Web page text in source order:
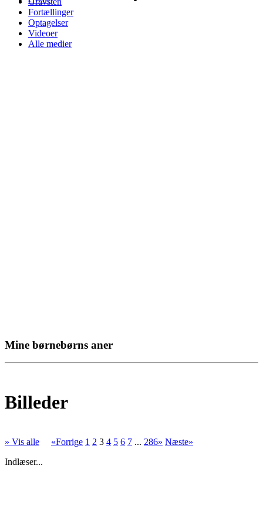
Fortællinger
Optagelser
Videoer
Alle medier
Mine børnebørns aner
Billeder
» Vis alle «Forrige 1 2 3 4 5 6 7 ... 286» Næste»
Indlæser...